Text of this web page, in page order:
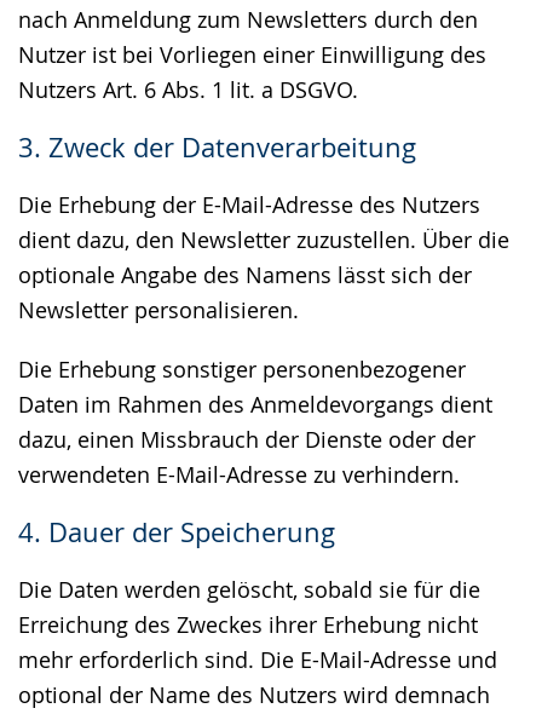
nach Anmeldung zum Newsletters durch den
Nutzer ist bei Vorliegen einer Einwilligung des
Nutzers Art. 6 Abs. 1 lit. a DSGVO.
3. Zweck der Datenverarbeitung
Die Erhebung der E-Mail-Adresse des Nutzers
dient dazu, den Newsletter zuzustellen. Über die
optionale Angabe des Namens lässt sich der
Newsletter personalisieren.
Die Erhebung sonstiger personenbezogener
Daten im Rahmen des Anmeldevorgangs dient
dazu, einen Missbrauch der Dienste oder der
verwendeten E-Mail-Adresse zu verhindern.
4. Dauer der Speicherung
Die Daten werden gelöscht, sobald sie für die
Erreichung des Zweckes ihrer Erhebung nicht
mehr erforderlich sind. Die E-Mail-Adresse und
optional der Name des Nutzers wird demnach